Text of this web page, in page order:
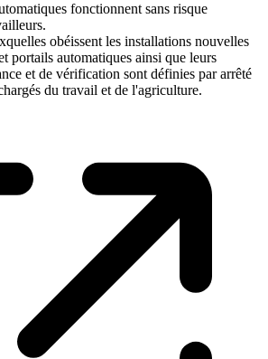
fonctionnent sans risque
obéissent les installations nouvelles
portails automatiques ainsi que leurs
et de vérification sont définies par arrêté
du travail et de l'agriculture.